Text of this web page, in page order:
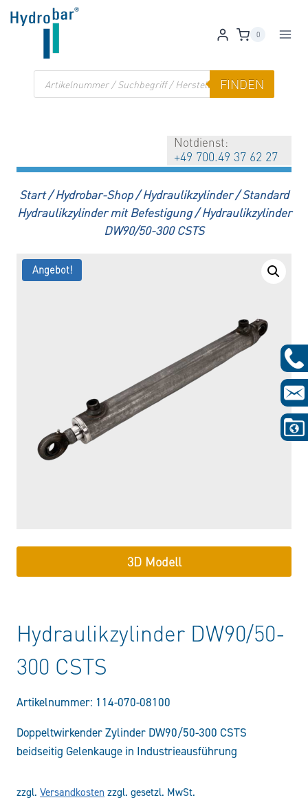
Zum
Inhalt
0
Products
search
FINDEN
Notdienst:
+49 700.49 37 62 27
Start / Hydrobar-Shop / Hydraulikzylinder / Standard
Hydraulikzylinder mit Befestigung /Hydraulikzylinder
DW90/50-300 CSTS
Angebot!
3D Modell
Hydraulikzylinder DW90/50-
300 CSTS
Artikelnummer: 114-070-08100
Doppeltwirkender Zylinder DW90/50-300 CSTS
beidseitig Gelenkauge in Industrieausführung
zzgl. Versandkosten zzgl. gesetzl. MwSt.